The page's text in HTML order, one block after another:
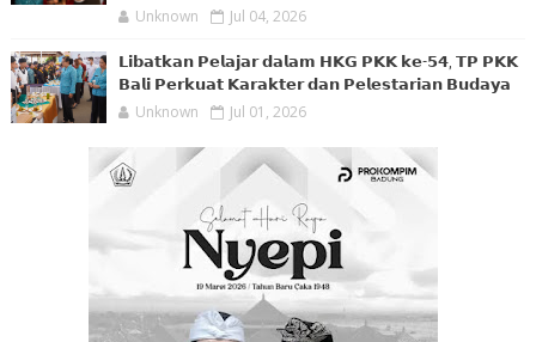
Unknown Jul 04, 2026
𝗟𝗶𝗯𝗮𝘁𝗸𝗮𝗻 𝗣𝗲𝗹𝗮𝗷𝗮𝗿 𝗱𝗮𝗹𝗮𝗺 𝗛𝗞𝗚 𝗣𝗞𝗞 𝗸𝗲-𝟱𝟰, 𝗧𝗣 𝗣𝗞𝗞
𝗕𝗮𝗹𝗶 𝗣𝗲𝗿𝗸𝘂𝗮𝘁 𝗞𝗮𝗿𝗮𝗸𝘁𝗲𝗿 𝗱𝗮𝗻 𝗣𝗲𝗹𝗲𝘀𝘁𝗮𝗿𝗶𝗮𝗻 𝗕𝘂𝗱𝗮𝘆𝗮
Unknown Jul 01, 2026